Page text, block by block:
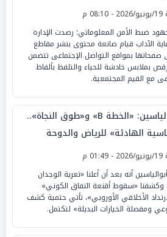
م
ضبط الأمن المعلوماتي؛ رصدت الإدارة
الآداب قيام صانعة محتوى بنشر مقاطع
صفحاتها بمواقع التواصل الإجتماعى تتضمن
بملابس خادشة للحياء والتلفظ بألفاظ
مع القيم المجتمعية.
نبيل أبوالياسين: «الخطة B» و«طوق النجاة»..
الهادئة» للرياض والدوحة
«اللهاث الصهيوني»
م
أنه بعد أن أعلنا «تعرية الوجدان
وكشفنا «سقوط أقنعة النفاق الكوني»
الأخلاقي الأوروبي»، تأتي حتمية كشف
ومقصلة الخيارات البديلة» لتكتمل.